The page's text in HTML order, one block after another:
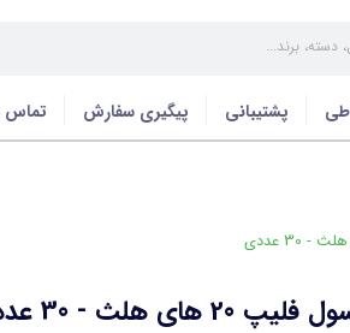
پشتیبانی پیگیری سفارش تماس
20 های هلث - 30 عددی